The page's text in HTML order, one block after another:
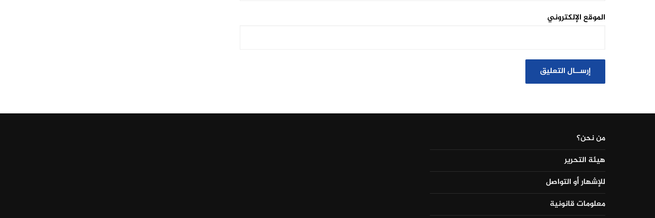
الموقع الإلكتروني
من نحن؟
هيئة التحرير
للإشهار أو التواصل
معلومات قانونية